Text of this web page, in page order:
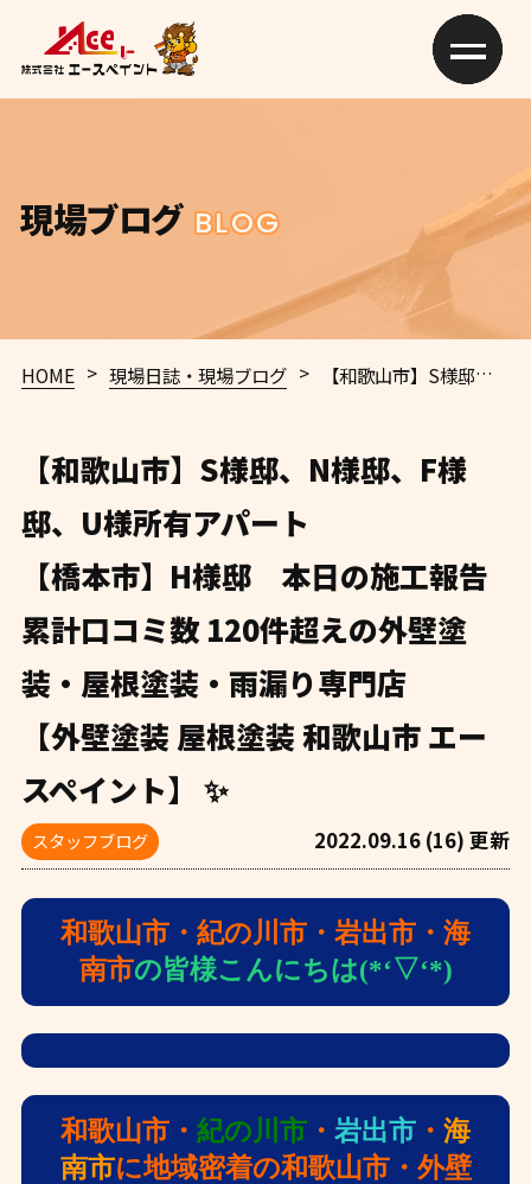
現場ブログ BLOG
HOME > 現場日誌・現場ブログ > 【和歌山市】S様邸、N様邸、F様邸、U様所有アパート
【和歌山市】S様邸、N様邸、F様
邸、U様所有アパート
【橋本市】H様邸 本日の施工報告
累計口コミ数 120件超えの外壁塗
装・屋根塗装・雨漏り専門店
【外壁塗装 屋根塗装 和歌山市 エー
スペイント】 ✨
スタッフブログ 2022.09.16 (16) 更新
和歌山市・紀の川市・岩出市・海
南市の皆様こんにちは(*‘▽‘*)
和歌山市・ 紀の川市 ・ 岩出市 ・ 海
南市に地域密着の和歌山市・外壁